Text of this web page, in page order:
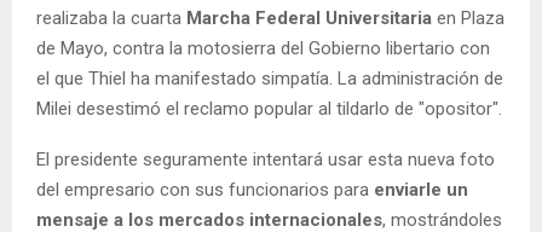
realizaba la cuarta Marcha Federal Universitaria en Plaza
de Mayo, contra la motosierra del Gobierno libertario con
el que Thiel ha manifestado simpatía. La administración de
Milei desestimó el reclamo popular al tildarlo de "opositor".
El presidente seguramente intentará usar esta nueva foto
del empresario con sus funcionarios para enviarle un
mensaje a los mercados internacionales, mostrándoles